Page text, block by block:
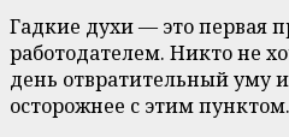
Гадкие духи — это первая
работодателем. Никто не
день отвратительный уму
осторожнее с этим пунктом.